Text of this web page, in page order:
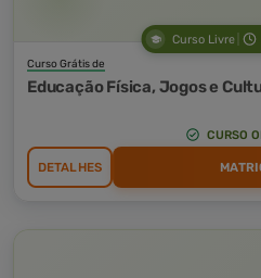
Curso Livre
Curso Grátis de
Educação Física, Jogos e
CURSO
DETALHES